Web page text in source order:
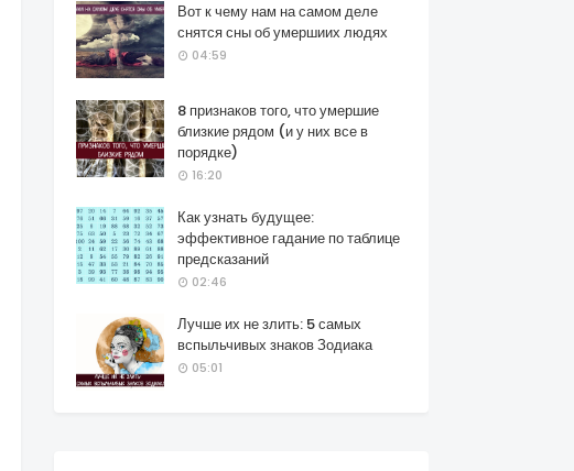
Вот к чему нам на самом деле
снятся сны об умершиих людях
04:59
8 признаков того, что умершие
близкие рядом (и у них все в
порядке)
16:20
Как узнать будущее:
эффективное гадание по таблице
предсказаний
02:46
Лучше их не злить: 5 самых
вспыльчивых знаков Зодиака
05:01